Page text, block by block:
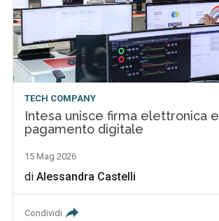
TECH COMPANY
Intesa unisce firma elettronica e
pagamento digitale
15 Mag 2026
diAlessandra Castelli
Condividi